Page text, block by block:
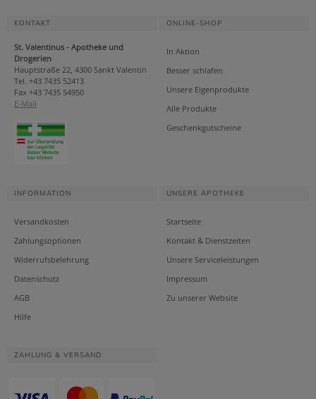
KONTAKT
St. Valentinus - Apotheke und
Drogerien
Hauptstraße 22, 4300 Sankt Valentin
Tel. +43 7435 52413
Fax +43 7435 54950
E-Mail
ONLINE-SHOP
In Aktion
Besser schlafen
Unsere Eigenprodukte
Alle Produkte
Geschenkgutscheine
INFORMATION
Versandkosten
Zahlungsoptionen
Widerrufsbelehrung
Datenschutz
AGB
Hilfe
UNSERE APOTHEKE
Startseite
Kontakt & Dienstzeiten
Unsere Serviceleistungen
Impressum
Zu unserer Website
ZAHLUNG & VERSAND